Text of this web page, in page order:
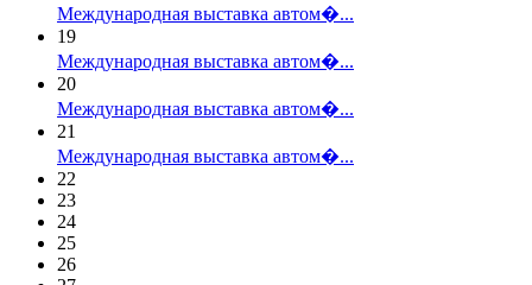
Международная выставка автом�...
19
Международная выставка автом�...
20
Международная выставка автом�...
21
Международная выставка автом�...
22
23
24
25
26